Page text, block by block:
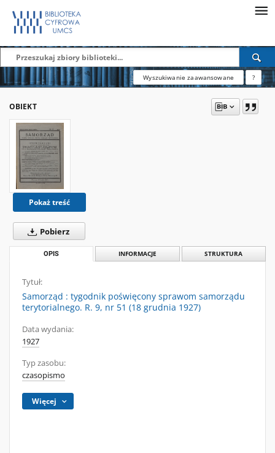
Wyszukiwanie zaawansowane ?
OBIEKT
Pokaż treść
Pobierz
OPIS INFORMACJE STRUKTURA
Tytuł:
Samorząd : tygodnik poświęcony sprawom samorządu
terytorialnego. R. 9, nr 51 (18 grudnia 1927)
Data wydania:
1927
Typ zasobu:
czasopismo
Więcej